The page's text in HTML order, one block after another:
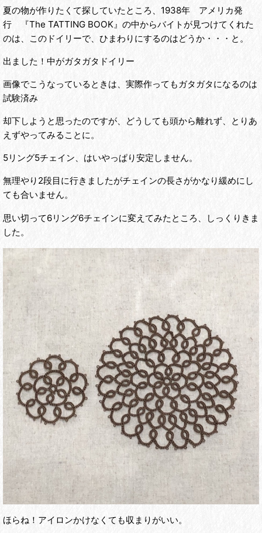
夏の物が作りたくて探していたところ、1938年 アメリカ発
行 『The TATTING BOOK』の中からバイトが見つけてくれた
のは、このドイリーで、ひまわりにするのはどうか・・・と。
出ました！中がガタガタドイリー
画像でこうなっているときは、実際作ってもガタガタになるのは
試験済み
却下しようと思ったのですが、どうしても頭から離れず、とりあ
えずやってみることに。
5リング5チェイン、はいやっぱり安定しません。
無理やり2段目に行きましたがチェインの長さがかなり緩めにし
ても合いません。
思い切って6リング6チェインに変えてみたところ、しっくりきま
した。
ほらね！アイロンかけなくても収まりがいい。